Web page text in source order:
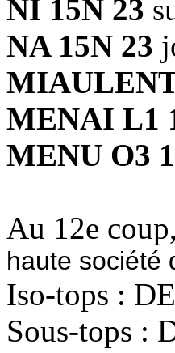
NI 15N 23
NA 15N 23
MENAI L1
MENU O3
Au 12e coup,
haute société
Iso-tops :
Sous-tops :